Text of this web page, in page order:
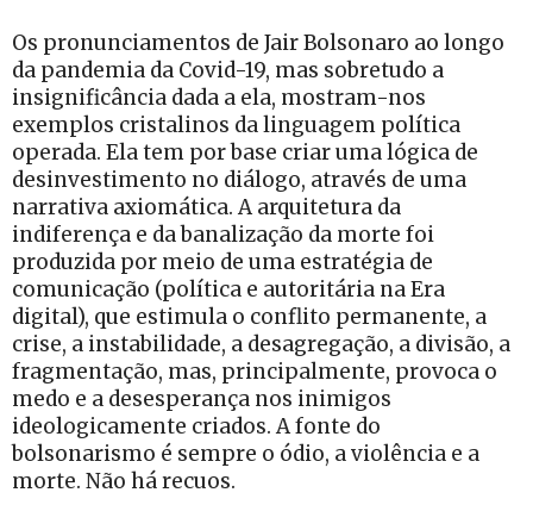
Os pronunciamentos de Jair Bolsonaro ao longo
da pandemia da Covid-19, mas sobretudo a
insignificância dada a ela, mostram-nos
exemplos cristalinos da linguagem política
operada. Ela tem por base criar uma lógica de
desinvestimento no diálogo, através de uma
narrativa axiomática. A arquitetura da
indiferença e da banalização da morte foi
produzida por meio de uma estratégia de
comunicação (política e autoritária na Era
digital), que estimula o conflito permanente, a
crise, a instabilidade, a desagregação, a divisão, a
fragmentação, mas, principalmente, provoca o
medo e a desesperança nos inimigos
ideologicamente criados. A fonte do
bolsonarismo é sempre o ódio, a violência e a
morte. Não há recuos.